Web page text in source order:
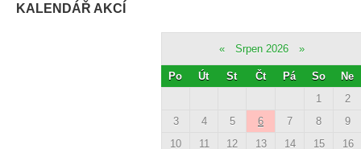
KALENDÁŘ AKCÍ
« Srpen 2026 »
Po Út St Čt Pá So
Ne
1
2
3
4 5 6 7 8
9
10
11 12 13 14 15
16